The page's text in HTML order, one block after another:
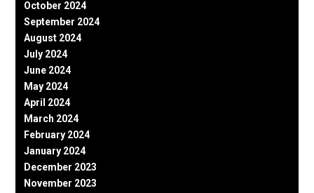
October 2024
September 2024
August 2024
July 2024
June 2024
May 2024
April 2024
March 2024
February 2024
January 2024
December 2023
November 2023